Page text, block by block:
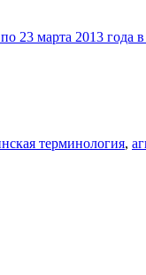
23 марта 2013
терминология,